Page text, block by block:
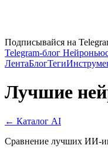
Подписывайся на
Telegram-блог
ЛентаБлогТеги
Лучшие
← Каталог AI
Сравнение лучших ИИ-